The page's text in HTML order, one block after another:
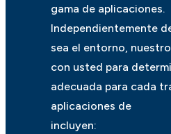
gama de aplicaciones.
Independientemente
sea el entorno,
con usted para
adecuada para cada
aplicaciones de
incluyen: